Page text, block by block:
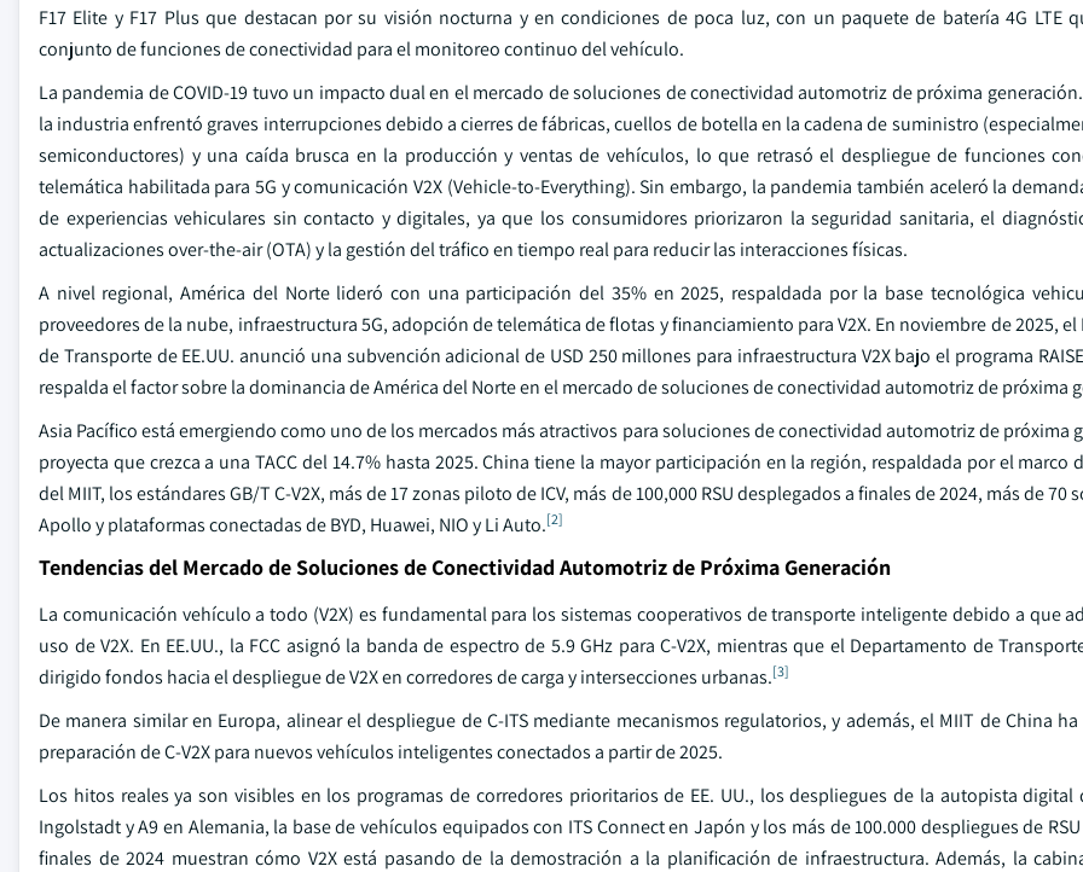
F17 Elite y F17 Plus que destacan por su visión nocturna y en condiciones de poca luz, con un paquete de batería 4G LTE
conjunto de funciones de conectividad para el monitoreo continuo del vehículo.
La pandemia de COVID-19 tuvo un impacto dual en el mercado de soluciones de conectividad automotriz de próxima
la industria enfrentó graves interrupciones debido a cierres de fábricas, cuellos de botella en la cadena de suministro
semiconductores) y una caída brusca en la producción y ventas de vehículos, lo que retrasó el despliegue de funciones
telemática habilitada para 5G y comunicación V2X (Vehicle-to-Everything). Sin embargo, la pandemia también aceleró la
de experiencias vehiculares sin contacto y digitales, ya que los consumidores priorizaron la seguridad sanitaria, el
actualizaciones over-the-air (OTA) y la gestión del tráfico en tiempo real para reducir las interacciones físicas.
A nivel regional, América del Norte lideró con una participación del 35% en 2025, respaldada por la base tecnológica
proveedores de la nube, infraestructura 5G, adopción de telemática de flotas y financiamiento para V2X. En noviembre de 2025,
de Transporte de EE.UU. anunció una subvención adicional de USD 250 millones para infraestructura V2X bajo el programa
respalda el factor sobre la dominancia de América del Norte en el mercado de soluciones de conectividad automotriz de próxima
Asia Pacífico está emergiendo como uno de los mercados más atractivos para soluciones de conectividad automotriz de próxima
proyecta que crezca a una TACC del 14.7% hasta 2025. China tiene la mayor participación en la región, respaldada por el marco
del MIIT, los estándares GB/T C-V2X, más de 17 zonas piloto de ICV, más de 100,000 RSU desplegados a finales de 2024, más de 70
Apollo y plataformas conectadas de BYD, Huawei, NIO y Li Auto.[2]
Tendencias del Mercado de Soluciones de Conectividad Automotriz de Próxima Generación
La comunicación vehículo a todo (V2X) es fundamental para los sistemas cooperativos de transporte inteligente debido a que
uso de V2X. En EE.UU., la FCC asignó la banda de espectro de 5.9 GHz para C-V2X, mientras que el Departamento de
dirigido fondos hacia el despliegue de V2X en corredores de carga y intersecciones urbanas.[3]
De manera similar en Europa, alinear el despliegue de C-ITS mediante mecanismos regulatorios, y además, el MIIT de China
preparación de C-V2X para nuevos vehículos inteligentes conectados a partir de 2025.
Los hitos reales ya son visibles en los programas de corredores prioritarios de EE. UU., los despliegues de la autopista digital
Ingolstadt y A9 en Alemania, la base de vehículos equipados con ITS Connect en Japón y los más de 100.000 despliegues de
finales de 2024 muestran cómo V2X está pasando de la demostración a la planificación de infraestructura. Además, la